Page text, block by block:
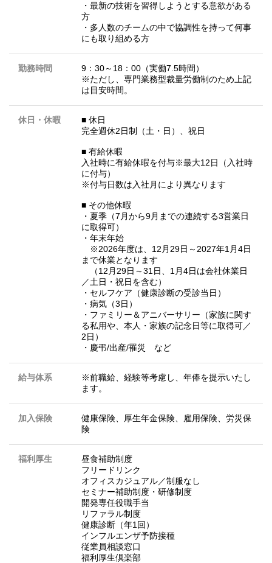
・最新の技術を習得しようとする意欲がある
方
・多人数のチームの中で協調性を持って何事
にも取り組める方
勤務時間
9：30～18：00（実働7.5時間）
※ただし、専門業務型裁量労働制のため上記
は目安時間。
休日・休暇
■ 休日
完全週休2日制（土・日）、祝日
■ 有給休暇
入社時に有給休暇を付与※最大12日（入社時
に付与）
※付与日数は入社月により異なります
■ その他休暇
・夏季（7月から9月までの連続する3営業日
に取得可）
・年末年始
※2026年度は、12月29日～2027年1月4日
まで休業となります
（12月29日～31日、1月4日は会社休業日
／土日・祝日を含む）
・セルフケア（健康診断の受診当日）
・病気（3日）
・ファミリー＆アニバーサリー（家族に関す
る私用や、本人・家族の記念日等に取得可／
2日）
・慶弔/出産/罹災 など
給与体系
※前職給、経験等考慮し、年俸を提示いたし
ます。
加入保険
健康保険、厚生年金保険、雇用保険、労災保
険
福利厚生
昼食補助制度
フリードリンク
オフィスカジュアル／制服なし
セミナー補助制度・研修制度
開発専任役職手当
リファラル制度
健康診断（年1回）
インフルエンザ予防接種
従業員相談窓口
福利厚生倶楽部